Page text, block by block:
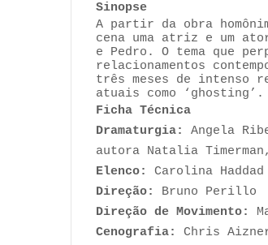
Sinopse
A partir da obra
cena uma atriz e um
e Pedro. O tema que
relacionamentos
três meses de intenso
atuais como ‘ghosting’.
Ficha Técnica
Dramaturgia: Angela
autora Natalia
Elenco: Carolina
Direção: Bruno Perillo
Direção de Movimento:
Cenografia: Chris